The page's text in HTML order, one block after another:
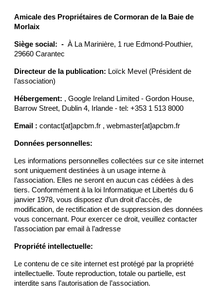
Amicale des Propriétaires de Cormoran de la Baie de
Morlaix
Siège social: - À La Marinière, 1 rue Edmond-Pouthier,
29660 Carantec
Directeur de la publication: Loïck Mevel (Président de
l’association)
Hébergement: , Google Ireland Limited - Gordon House,
Barrow Street, Dublin 4, Irlande - tel: +353 1 513 8000
Email : contact[at]apcbm.fr , webmaster[at]apcbm.fr
Données personnelles:
Les informations personnelles collectées sur ce site internet
sont uniquement destinées à un usage interne à
l’association. Elles ne seront en aucun cas cédées à des
tiers. Conformément à la loi Informatique et Libertés du 6
janvier 1978, vous disposez d’un droit d’accès, de
modification, de rectification et de suppression des données
vous concernant. Pour exercer ce droit, veuillez contacter
l’association par email à l’adresse
Propriété intellectuelle:
Le contenu de ce site internet est protégé par la propriété
intellectuelle. Toute reproduction, totale ou partielle, est
interdite sans l’autorisation de l’association.